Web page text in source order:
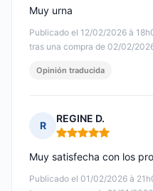
Publicado el 12/02/2026 à
tras una compra de 02/02/
Muy urna
Opinión traducida
R
REGINE D.
Nota: 5 de 5
Publicado el 01/02/2026 à
Muy satisfecha con los